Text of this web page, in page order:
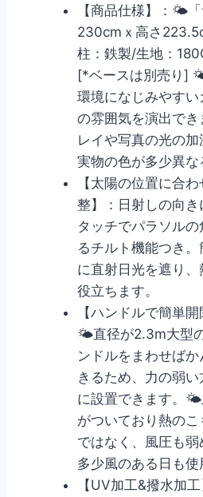
【商品仕様】：🌤
230cmｘ高さ
柱：鉄製/生地：
[*ベースは別売り]
環境になじみやす
の雰囲気を演出で
レイや写真の光の加
実物の色が多少異な
【太陽の位置に合
整】：日射しの向
タッチでパラソル
るチルト機能つき
に直射日光を遮り
役立ちます。
【ハンドルで簡単
🌤直径が2.3m大型
ンドルをまわせば
きるため、力の弱
に設置できます。🌤
がついており熱の
ではなく、風圧も
多少風のある日も使
【UV加工&撥水加